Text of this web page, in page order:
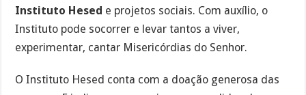
Instituto Hesed e projetos sociais. Com auxílio, o
Instituto pode socorrer e levar tantos a viver,
experimentar, cantar Misericórdias do Senhor.
O Instituto Hesed conta com a doação generosa das